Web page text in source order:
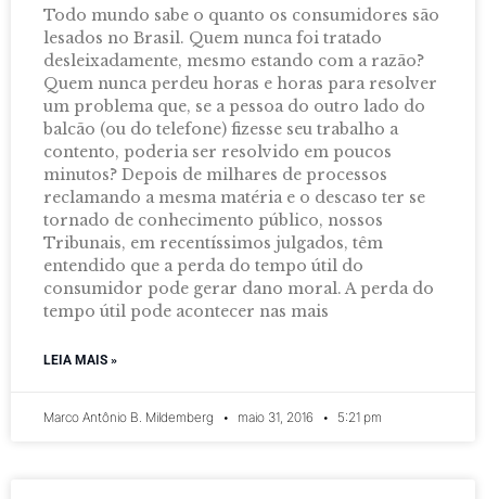
Todo mundo sabe o quanto os consumidores são
lesados no Brasil. Quem nunca foi tratado
desleixadamente, mesmo estando com a razão?
Quem nunca perdeu horas e horas para resolver
um problema que, se a pessoa do outro lado do
balcão (ou do telefone) fizesse seu trabalho a
contento, poderia ser resolvido em poucos
minutos? Depois de milhares de processos
reclamando a mesma matéria e o descaso ter se
tornado de conhecimento público, nossos
Tribunais, em recentíssimos julgados, têm
entendido que a perda do tempo útil do
consumidor pode gerar dano moral. A perda do
tempo útil pode acontecer nas mais
LEIA MAIS »
Marco Antônio B. Mildemberg maio 31, 2016 5:21 pm